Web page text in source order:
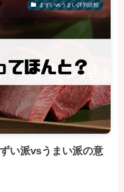
まずいvsうまい評判比較
い派vsうまい派の意